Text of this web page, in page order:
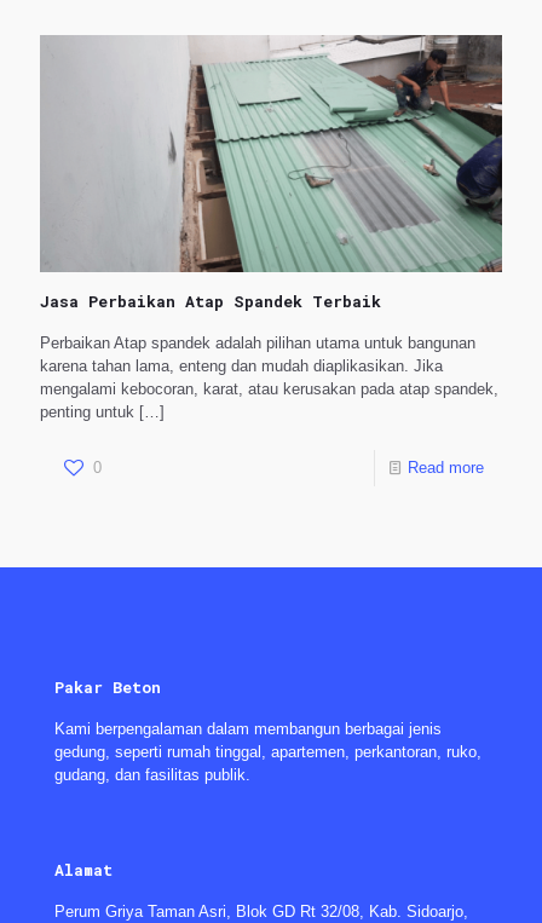
Jasa Perbaikan Atap Spandek Terbaik
Perbaikan Atap spandek adalah pilihan utama untuk bangunan
karena tahan lama, enteng dan mudah diaplikasikan. Jika
mengalami kebocoran, karat, atau kerusakan pada atap spandek,
penting untuk […]
0 Read more
Pakar Beton
Kami berpengalaman dalam membangun berbagai jenis
gedung, seperti rumah tinggal, apartemen, perkantoran, ruko,
gudang, dan fasilitas publik.
Alamat
Perum Griya Taman Asri, Blok GD Rt 32/08, Kab. Sidoarjo,